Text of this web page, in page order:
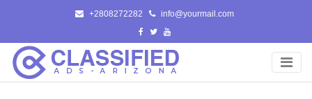
content
+2808272282 info@yourmail.com